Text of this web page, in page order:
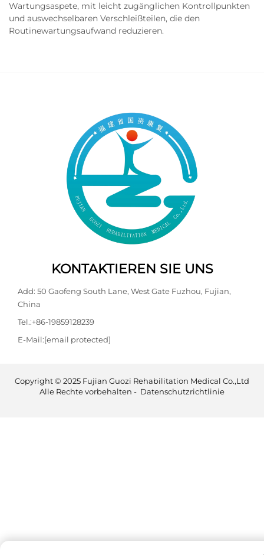
Wartungsaspete, mit leicht zugänglichen Kontrollpunkten
und auswechselbaren Verschleißteilen, die den
Routinewartungsaufwand reduzieren.
KONTAKTIEREN SIE UNS
Add: 50 Gaofeng South Lane, West Gate Fuzhou, Fujian,
China
Tel.:+86-19859128239
E-Mail:[email protected]
Copyright © 2025 Fujian Guozi Rehabilitation Medical Co.,Ltd
Alle Rechte vorbehalten - Datenschutzrichtlinie